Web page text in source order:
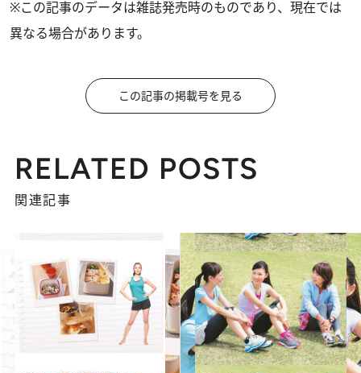
※この記事のデータは雑誌発売時のものであり、現在では
異なる場合があります。
この記事の掲載号を見る
RELATED POSTS
関連記事